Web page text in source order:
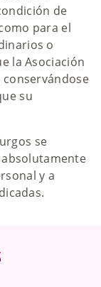
de
para el
o
la Asociación
su
se
y a